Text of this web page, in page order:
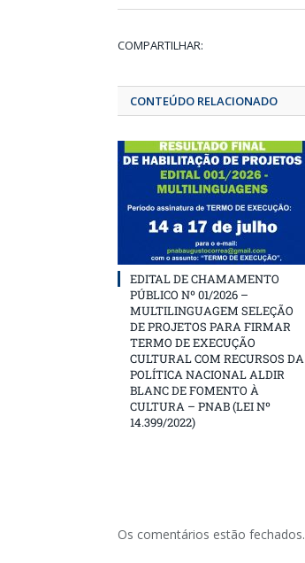
COMPARTILHAR:
CONTEÚDO RELACIONADO
EDITAL DE CHAMAMENTO
PÚBLICO Nº 01/2026 –
MULTILINGUAGEM SELEÇÃO
DE PROJETOS PARA FIRMAR
TERMO DE EXECUÇÃO
CULTURAL COM RECURSOS DA
POLÍTICA NACIONAL ALDIR
BLANC DE FOMENTO À
CULTURA – PNAB (LEI Nº
14.399/2022)
Os comentários estão fechados.